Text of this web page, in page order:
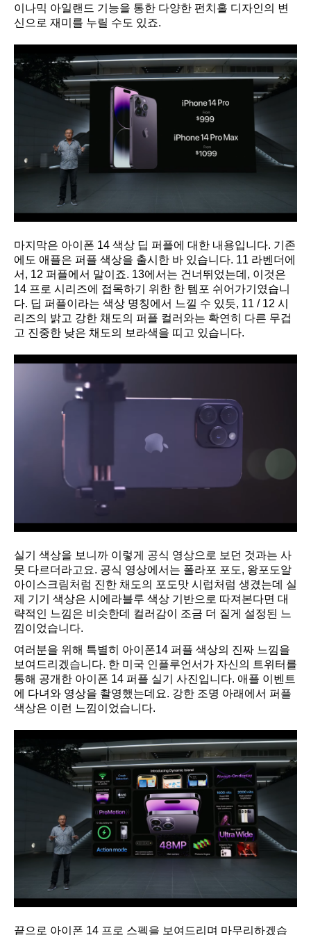
이나믹 아일랜드 기능을 통한 다양한 펀치홀 디자인의 변
신으로 재미를 누릴 수도 있죠.
마지막은 아이폰 14 색상 딥 퍼플에 대한 내용입니다. 기존
에도 애플은 퍼플 색상을 출시한 바 있습니다. 11 라벤더에
서, 12 퍼플에서 말이죠. 13에서는 건너뛰었는데, 이것은
14 프로 시리즈에 접목하기 위한 한 템포 쉬어가기였습니
다. 딥 퍼플이라는 색상 명칭에서 느낄 수 있듯, 11 / 12 시
리즈의 밝고 강한 채도의 퍼플 컬러와는 확연히 다른 무겁
고 진중한 낮은 채도의 보라색을 띠고 있습니다.
실기 색상을 보니까 이렇게 공식 영상으로 보던 것과는 사
뭇 다르더라고요. 공식 영상에서는 폴라포 포도, 왕포도알
아이스크림처럼 진한 채도의 포도맛 시럽처럼 생겼는데 실
제 기기 색상은 시에라블루 색상 기반으로 따져본다면 대
략적인 느낌은 비슷한데 컬러감이 조금 더 짙게 설정된 느
낌이었습니다.
여러분을 위해 특별히 아이폰14 퍼플 색상의 진짜 느낌을
보여드리겠습니다. 한 미국 인플루언서가 자신의 트위터를
통해 공개한 아이폰 14 퍼플 실기 사진입니다. 애플 이벤트
에 다녀와 영상을 촬영했는데요. 강한 조명 아래에서 퍼플
색상은 이런 느낌이었습니다.
끝으로 아이폰 14 프로 스펙을 보여드리며 마무리하겠습